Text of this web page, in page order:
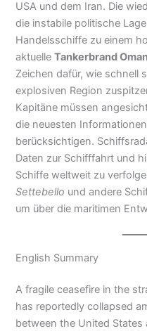
USA und dem Iran. Die
die instabile politische
Handelsschiffe zu einem
aktuelleTankerbrand
Zeichen dafür, wie schnell
explosiven Region
Kapitäne müssen
die neuesten
berücksichtigen.
Daten zur Schifffahrt und
Schiffe weltweit zu
Settebello und andere
um über die maritimen
English Summary
A fragile ceasefire in the
has reportedly collapsed
between the United